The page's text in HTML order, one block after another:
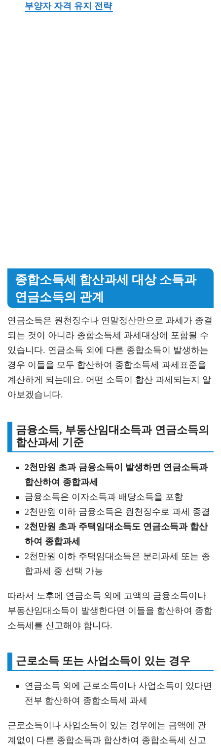
부양자 자격 유지 전략
종합소득세 합산과세 대상 소득과
연금소득의 관계
연금소득은 원천징수나 연말정산만으로 과세가 종결
되는 것이 아니라 종합소득세 과세대상에 포함될 수
있습니다. 연금소득 외에 다른 종합소득이 발생하는
경우 이들을 모두 합산하여 종합소득세 과세표준을
계산하게 되는데요. 어떤 소득이 합산 과세되는지 알
아보겠습니다.
금융소득, 부동산임대소득과 연금소득의
합산과세 기준
2천만원 초과 금융소득이 발생하면 연금소득과
합산하여 종합과세
금융소득은 이자소득과 배당소득을 포함
2천만원 이하 금융소득은 원천징수로 과세 종결
2천만원 초과 주택임대소득도 연금소득과 합산
하여 종합과세
2천만원 이하 주택임대소득은 분리과세 또는 종
합과세 중 선택 가능
따라서 노후에 연금소득 외에 고액의 금융소득이나
부동산임대소득이 발생한다면 이들을 합산하여 종합
소득세를 신고해야 합니다.
근로소득 또는 사업소득이 있는 경우
연금소득 외에 근로소득이나 사업소득이 있다면
전부 합산하여 종합소득세 과세
근로소득이나 사업소득이 있는 경우에는 금액에 관
계없이 다른 종합소득과 합산하여 종합소득세 신고